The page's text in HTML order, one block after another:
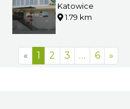
Katowice
1.79 km
« 1 2 3 … 6 »